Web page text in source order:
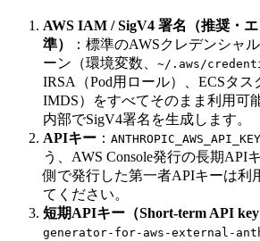
AWS IAM / SigV4 署名（推奨・
準）
：標準のAWSクレデンシャ
ーン（環境変数、 ~/.aws/
IRSA（Pod用ロール）、ECSタス
IMDS）をすべてそのまま利用可
内部でSigV4署名を生成します。
APIキー ： ANTHROPIC_AWS_API_KEY
う、AWS Console発行の長期API
側で発行した第一者APIキーは利
てください。
短期APIキー（Short-term API key
generator-for-aws-external-